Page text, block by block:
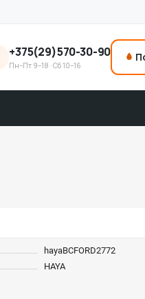
+375(29)570-30-90
Пн–Пт 9–18 · Сб 10–16
hayaBCFORD2772
HAYA